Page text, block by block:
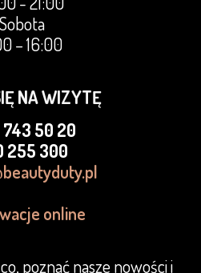
Sobota
– 16:00
NA WIZYTĘ
50 20
255 300
online
poznać nasze nowości i